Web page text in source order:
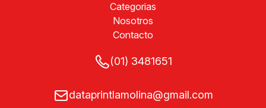
Categorias
Nosotros
Contacto
(01) 3481651
dataprintlamolina@gmail.com